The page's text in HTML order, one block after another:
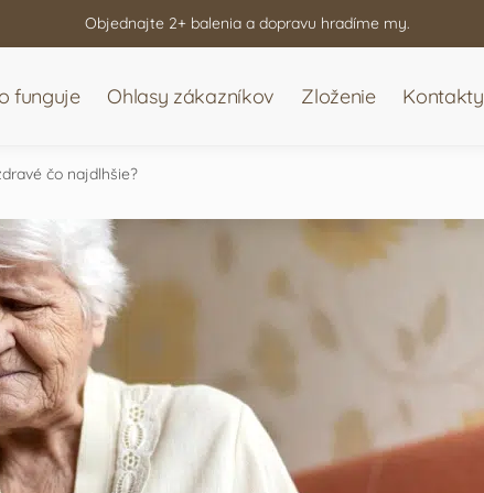
Objednajte 2+ balenia a dopravu hradíme my.
funguje Ohlasy zákazníkov Zloženie Kontakty
čo najdlhšie?